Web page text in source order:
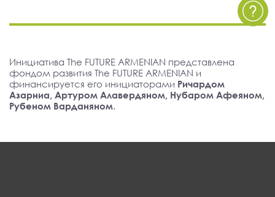
Инициатива The FUTURE ARMENIAN представлена
фондом развития The FUTURE ARMENIAN и
финансируется его инициаторами Ричардом
Азарниа, Артуром Алавердяном, Нубаром Афеяном,
Рубеном Варданяном.